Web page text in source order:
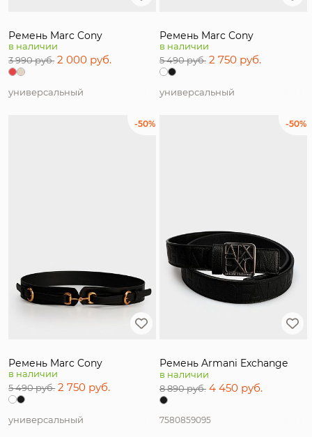
Ремень Marc Cony
в наличии
3 990 руб. 2 000 руб.
универсальный
Ремень Marc Cony
в наличии
5 490 руб. 2 750 руб.
универсальный
-50%
Ремень Marc Cony
в наличии
5 490 руб. 2 750 руб.
универсальный
-50%
Ремень Armani Exchange
в наличии
8 890 руб. 4 450 руб.
7580859095